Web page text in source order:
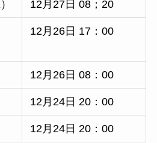
12月27日 08；20
12月26日 17：00
12月26日 08：00
12月24日 20：00
12月24日 20：00